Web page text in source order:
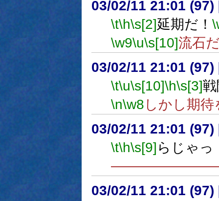
03/02/11 21:01 (97)
\t\h\s[2]延期だ！
\w9\u\s[10]流石
03/02/11 21:01 (97)
\t\u\s[10]\h\s[3]
\n\w8 しかし期
03/02/11 21:01 (97)
\t\h\s[9] らじゃっ
03/02/11 21:01 (97)